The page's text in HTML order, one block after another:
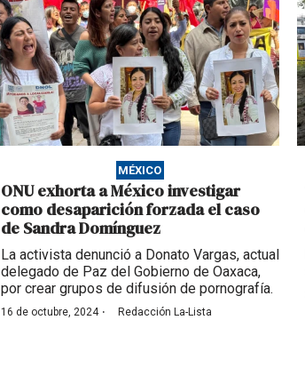
MÉXICO
ONU exhorta a México investigar
como desaparición forzada el caso
de Sandra Domínguez
La activista denunció a Donato Vargas, actual
delegado de Paz del Gobierno de Oaxaca,
por crear grupos de difusión de pornografía.
16 de octubre, 2024· Redacción La-Lista